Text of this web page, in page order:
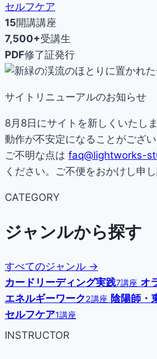
セルフケア
15開講講座
7,500+受講生
PDF修了証発行
サイトリニューアルのお知らせ
8月8日にサイトを新しくいたし
動作が不安定になることがござ
ご不明な点は faq@lightworks-
ください。ご不便をおかけし申
CATEGORY
ジャンルから探す
すべてのジャンル →
カードリーディング実践7講座 オ
エネルギーワーク2講座 陰陽師・
セルフケア1講座
INSTRUCTOR